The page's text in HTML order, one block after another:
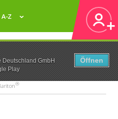
Deutschland GmbH
Play
Öffnen
A-Z
®